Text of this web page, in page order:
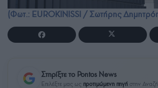
(Φωτ.: EUROKINISSI / Σωτήρης
Στηρίξτε το Pontos News
Επιλέξτε μας ως προτιμώμενη πηγή στην